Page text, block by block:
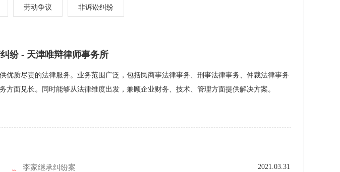
劳动争议 非诉讼纠纷
纷 - 天津唯辩律师事务所
优质尽责的法律服务。业务范围广泛，包括民商事法律事务、刑事法律事务、仲裁法律事务
面见长。同时能够从法律维度出发，兼顾企业财务、技术、管理方面提供解决方案。
李家继承纠纷案 2021.03.31